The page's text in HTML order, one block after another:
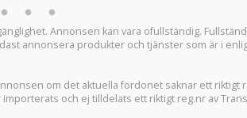
Annonsen kan vara ofullständig.
annonsera produkter och tjänster som är i
om det aktuella fordonet saknar ett riktigt
och ej tilldelats ett riktigt reg.nr av